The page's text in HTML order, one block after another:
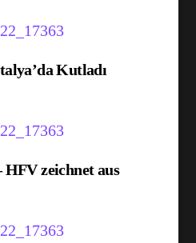
Kutladı
zeichnet aus